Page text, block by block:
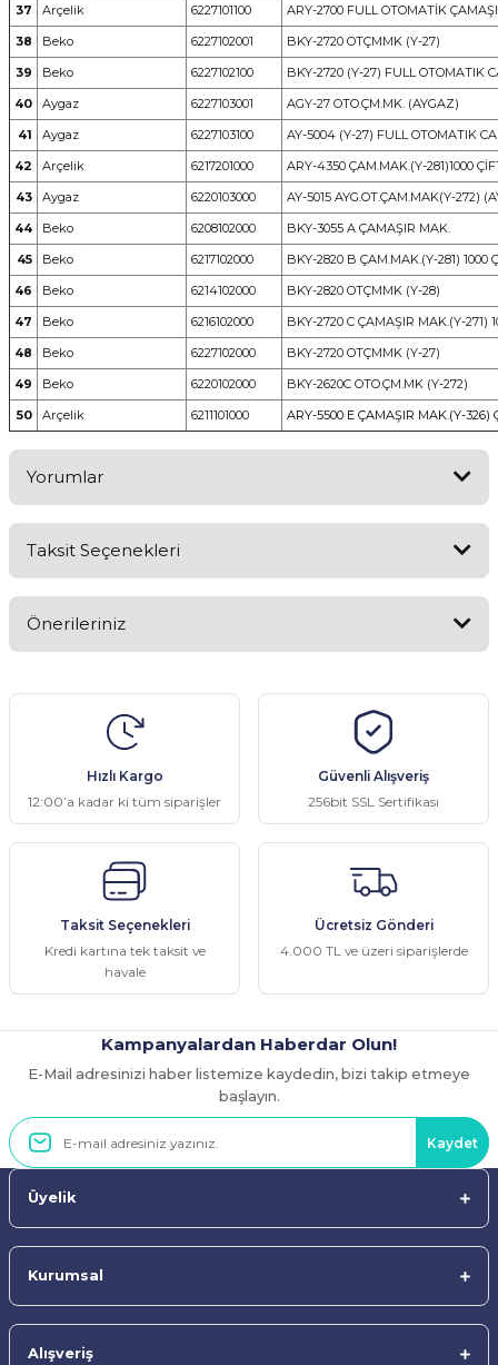
37
Arçelik 6227101100
ARY-2700 FULL OTOMATİK
38
Beko 6227102001
BKY-2720 OTÇMMK (Y-27)
39
Beko 6227102100
BKY-2720 (Y-27) FULL OTOMATIK
40
Aygaz 6227103001
AGY-27 OTO.ÇM.MK. (AYGAZ)
41
Aygaz 6227103100
AY-5004 (Y-27) FULL OTOMATIK
42
Arçelik 6217201000
ARY-4350 ÇAM.MAK.(Y-281)1000
43
Aygaz 6220103000
AY-5015 AYG.OT.ÇAM.MAK(Y-272)
44
Beko 6208102000
BKY-3055 A ÇAMAŞIR MAK.
45
Beko 6217102000
BKY-2820 B ÇAM.MAK.(Y-281) 1000
46
Beko 6214102000
BKY-2820 OTÇMMK (Y-28)
47
Beko 6216102000
BKY-2720 C ÇAMAŞIR MAK.(Y-271)
48
Beko 6227102000
BKY-2720 OTÇMMK (Y-27)
49
Beko 6220102000
BKY-2620C OTO.ÇM.MK (Y-272)
50
Arçelik 6211101000 ARY-5500 E ÇAMAŞIR MAK.(Y-326)
Yorumlar
Taksit Seçenekleri
Önerileriniz
konularda yetersiz gördüğünüz noktaları öneri formunu kullanarak
tarafımıza iletebilirsiniz.
Görüş ve önerileriniz için teşekkür ederiz.
Ürün resmi kalitesiz, bozuk veya görüntülenemiyor.
Ürün bilgilerinde hatalar bulunuyor.
Ürün fiyatı diğer sitelerden daha pahalı.
Bu ürüne benzer farklı alternatifler olmalı.
Gönder
Hızlı Kargo
12:00’a kadar ki tüm siparişler
Güvenli Alışveriş
256bit SSL Sertifikası
Taksit Seçenekleri
Kredi kartına tek taksit ve
havale
Ücretsiz Gönderi
4.000 TL ve üzeri siparişlerde
Kampanyalardan Haberdar Olun!
E-Mail adresinizi haber listemize kaydedin, bizi takip etmeye
başlayın.
Kaydet
Üyelik
Kurumsal
Alışveriş